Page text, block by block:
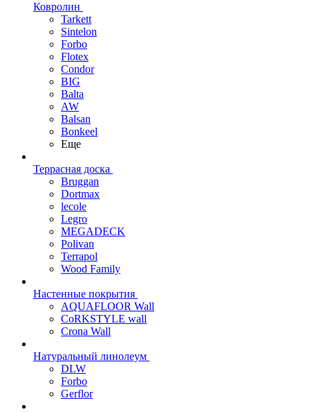
Ковролин
Tarkett
Sintelon
Forbo
Flotex
Condor
BIG
Balta
AW
Balsan
Bonkeel
Еще
Террасная доска
Bruggan
Dortmax
lecole
Legro
MEGADECK
Polivan
Terrapol
Wood Family
Настенные покрытия
AQUAFLOOR Wall
CoRKSTYLE wall
Crona Wall
Натуральный линолеум
DLW
Forbo
Gerflor